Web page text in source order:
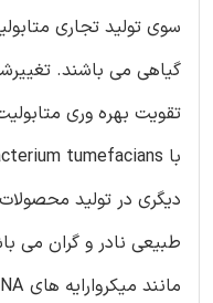
سوی تولید تجاری
گیاهی می باشند.
تقویت بهره وری
دیگری در تولید